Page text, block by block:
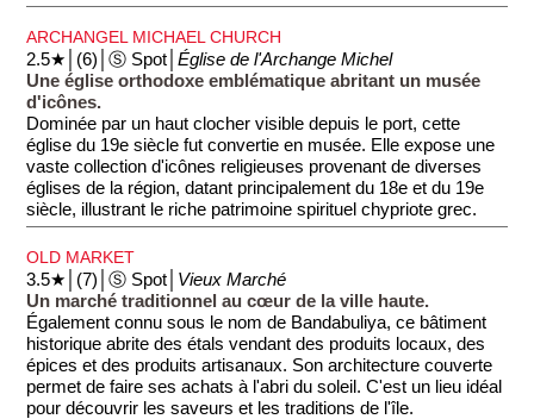
ARCHANGEL MICHAEL CHURCH
2.5★│(6)│Ⓢ Spot│Église de l'Archange Michel
Une église orthodoxe emblématique abritant un musée
d'icônes.
Dominée par un haut clocher visible depuis le port, cette
église du 19e siècle fut convertie en musée. Elle expose une
vaste collection d'icônes religieuses provenant de diverses
églises de la région, datant principalement du 18e et du 19e
siècle, illustrant le riche patrimoine spirituel chypriote grec.
OLD MARKET
3.5★│(7)│Ⓢ Spot│ Vieux Marché
Un marché traditionnel au cœur de la ville haute.
Également connu sous le nom de Bandabuliya, ce bâtiment
historique abrite des étals vendant des produits locaux, des
épices et des produits artisanaux. Son architecture couverte
permet de faire ses achats à l'abri du soleil. C'est un lieu idéal
pour découvrir les saveurs et les traditions de l'île.